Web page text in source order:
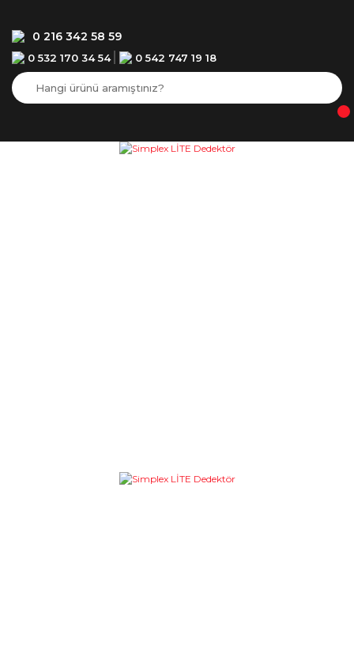
0 216 342 58 59
0 532 170 34 54 0 542 747 19 18